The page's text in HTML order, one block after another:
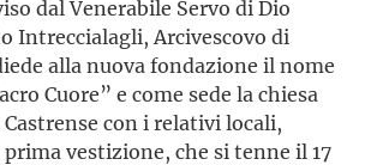
dal Venerabile Servo di Dio
Intreccialagli, Arcivescovo di
alla nuova fondazione il nome
Cuore” e come sede la chiesa
con i relativi locali,
vestizione, che si tenne il 17